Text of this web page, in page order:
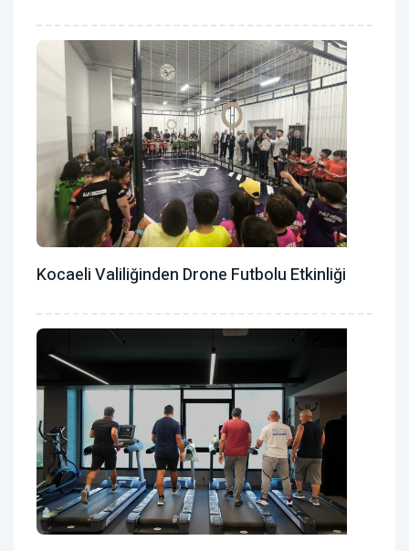
Kocaeli Valiliğinden Drone Futbolu Etkinliği